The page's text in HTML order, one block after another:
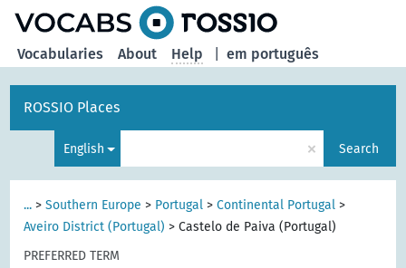
em português
Vocabularies About Help
ROSSIO Places
English × Search
... >Southern Europe > Portugal >Continental Portugal >
Aveiro District (Portugal) >Castelo de Paiva (Portugal)
PREFERRED TERM